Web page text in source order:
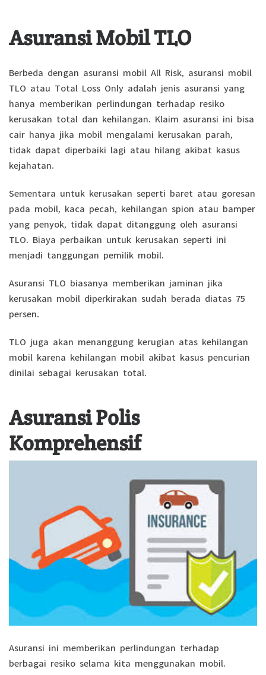
Asuransi Mobil TLO
Berbeda dengan asuransi mobil All Risk, asuransi mobil
TLO atau Total Loss Only adalah jenis asuransi yang
hanya memberikan perlindungan terhadap resiko
kerusakan total dan kehilangan. Klaim asuransi ini bisa
cair hanya jika mobil mengalami kerusakan parah,
tidak dapat diperbaiki lagi atau hilang akibat kasus
kejahatan.
Sementara untuk kerusakan seperti baret atau goresan
pada mobil, kaca pecah, kehilangan spion atau bamper
yang penyok, tidak dapat ditanggung oleh asuransi
TLO. Biaya perbaikan untuk kerusakan seperti ini
menjadi tanggungan pemilik mobil.
Asuransi TLO biasanya memberikan jaminan jika
kerusakan mobil diperkirakan sudah berada diatas 75
persen.
TLO juga akan menanggung kerugian atas kehilangan
mobil karena kehilangan mobil akibat kasus pencurian
dinilai sebagai kerusakan total.
Asuransi Polis
Komprehensif
Asuransi ini memberikan perlindungan terhadap
berbagai resiko selama kita menggunakan mobil.